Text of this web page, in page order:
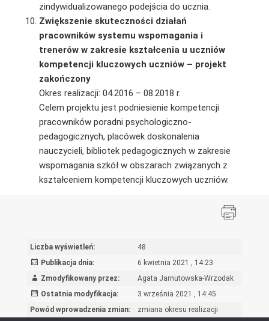
zindywidualizowanego podejścia do ucznia.
Zwiększenie skuteczności działań
pracowników systemu wspomagania i
trenerów w zakresie kształcenia u uczniów
kompetencji kluczowych uczniów – projekt
zakończony
Okres realizacji: 04.2016 – 08.2018 r.
Celem projektu jest podniesienie kompetencji
pracowników poradni psychologiczno-
pedagogicznych, placówek doskonalenia
nauczycieli, bibliotek pedagogicznych w zakresie
wspomagania szkół w obszarach związanych z
kształceniem kompetencji kluczowych uczniów.
Liczba wyświetleń:
48
Publikacja dnia:
6 kwietnia 2021 , 14:23
Zmodyfikowany przez:
Agata Jarnutowska-Wrzodak
Ostatnia modyfikacja:
3 września 2021 , 14:45
Powód wprowadzenia zmian:
zmiana okresu realizacji